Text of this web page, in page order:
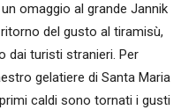
omaggio al grande Jannik
ritorno del gusto al tiramisù,
dai turisti stranieri. Per
gelatiere di Santa Maria
caldi sono tornati i gusti